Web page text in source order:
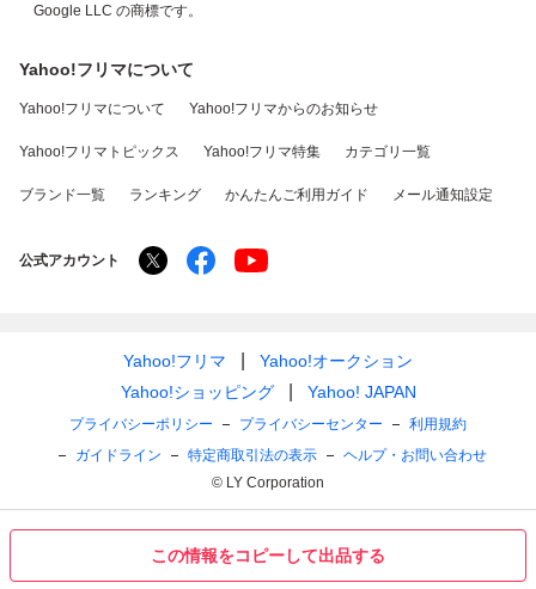
この情報をコピーして出品する
Google LLC の商標です。
Yahoo!フリマについて
Yahoo!フリマについて Yahoo!フリマからのお知らせ
Yahoo!フリマトピックス Yahoo!フリマ特集 カテゴリ一覧
ブランド一覧 ランキング かんたんご利用ガイド メール通知設定
公式アカウント
Yahoo!フリマ
Yahoo!オークション
Yahoo!ショッピング
Yahoo! JAPAN
プライバシーポリシー プライバシーセンター
利用規約
ガイドライン
特定商取引法の表示
ヘルプ・お問い合わせ
© LY Corporation